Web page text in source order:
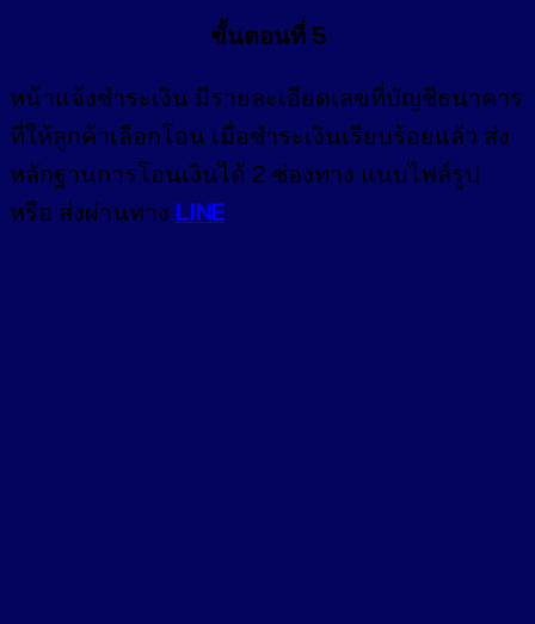
ขั้นตอนที่ 5
หน้าแจ้งชำระเงิน มีรายละเอียดเลขที่บัญชีธนาคาร
ที่ให้ลูกค้าเลือกโอน เมื่อชำระเงินเรียบร้อยแล้ว ส่ง
หลักฐานการโอนเงินได้ 2 ช่องทาง แนบไฟล์รูป
หรือ ส่งผ่านทาง LINE